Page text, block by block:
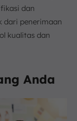
dan
dari penerimaan
kualitas dan
Anda